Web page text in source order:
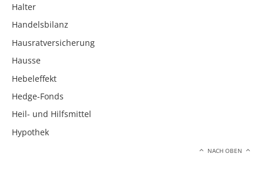
Halter
Handelsbilanz
Hausratversicherung
Hausse
Hebeleffekt
Hedge-Fonds
Heil- und Hilfsmittel
Hypothek
NACH OBEN